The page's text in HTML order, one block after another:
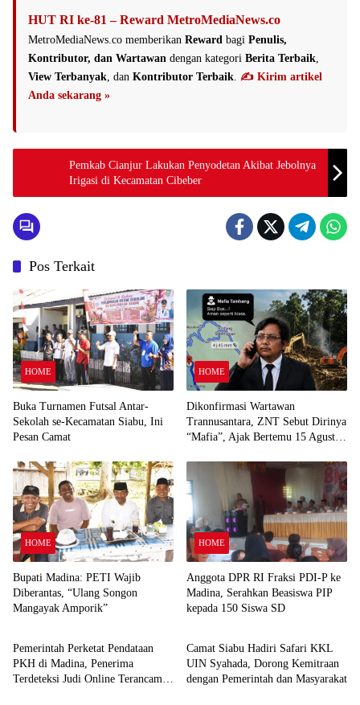
HUT RI ke-81 – Reward MetroMediaNews.co
MetroMediaNews.co memberikan Reward bagi Penulis,
Kontributor, dan Wartawan dengan kategori Berita Terbaik,
View Terbanyak, dan Kontributor Terbaik. ✍️ Kirim artikel
Anda sekarang »
Pemkab Cianjur Lakukan Penyodetan Akibat Jebolnya
Irigasi di Kecamatan Cibeber
Pos Terkait
HOME
Buka Turnamen Futsal Antar-
Sekolah se-Kecamatan Siabu, Ini
Pesan Camat
HOME
Dikonfirmasi Wartawan
Trannusantara, ZNT Sebut Dirinya
“Mafia”, Ajak Bertemu 15 Agustus
HOME
Bupati Madina: PETI Wajib
Diberantas, “Ulang Songon
Mangayak Amporik”
HOME
Anggota DPR RI Fraksi PDI-P ke
Madina, Serahkan Beasiswa PIP
kepada 150 Siswa SD
HOME
Pemerintah Perketat Pendataan
PKH di Madina, Penerima
Terdeteksi Judi Online Terancam
HOME
Camat Siabu Hadiri Safari KKL
UIN Syahada, Dorong Kemitraan
dengan Pemerintah dan Masyarakat